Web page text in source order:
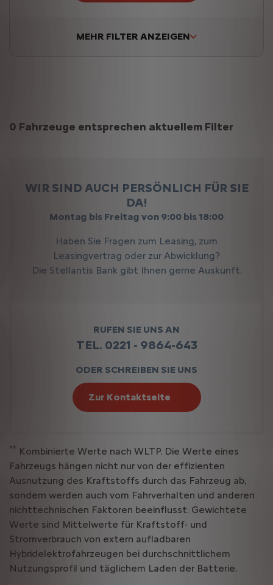
MEHR FILTER ANZEIGEN
Suchergebnisse
0 Fahrzeuge entsprechen aktuellem Filter
WIR SIND AUCH PERSÖNLICH FÜR SIE
DA!
Montag bis Freitag von 9:00 bis 18:00
Haben Sie Fragen zum Leasing, zum
Leasingvertrag oder zur Abwicklung?
Die Stellantis Bank gibt Ihnen gerne Auskunft.
RUFEN SIE UNS AN
TEL. 0221 - 9864-643
ODER SCHREIBEN SIE UNS
Zur Kontaktseite
** Kombinierte Werte nach WLTP. Die Werte eines
Fahrzeugs hängen nicht nur von der effizienten
Ausnutzung des Kraftstoffs durch das Fahrzeug ab,
sondern werden auch vom Fahrverhalten und anderen
nichttechnischen Faktoren beeinflusst. Gewichtete
Werte sind Mittelwerte für Kraftstoff- und
Stromverbrauch von extern aufladbaren
Hybridelektrofahrzeugen bei durchschnittlichem
Nutzungsprofil und täglichem Laden der Batterie.